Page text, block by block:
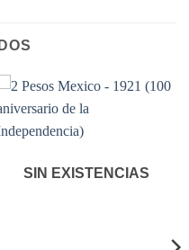
SIN EXISTENCIAS